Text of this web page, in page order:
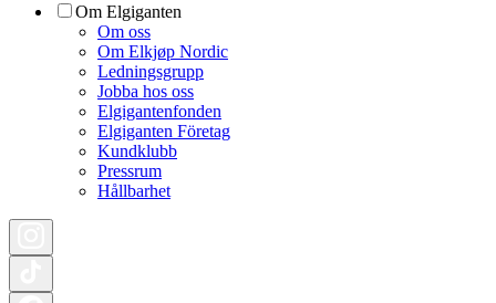
Om Elgiganten
Om oss
Om Elkjøp Nordic
Ledningsgrupp
Jobba hos oss
Elgigantenfonden
Elgiganten Företag
Kundklubb
Pressrum
Hållbarhet